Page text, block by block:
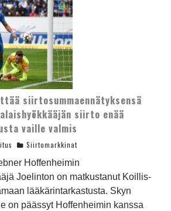
siirtosummaennätyksensä
siirto enää
vaille valmis
Siirtomarkkinat
Hoffenheimin
Joelinton on matkustanut Koillis-
lääkärintarkastusta. Skyn
on päässyt Hoffenheimin kanssa